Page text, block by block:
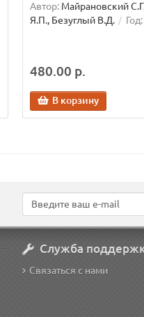
Автор: Майрановский
Я.П., Безуглый В.Д.
Год:
480.00 р.
В корзину
Служба
Связаться с нами